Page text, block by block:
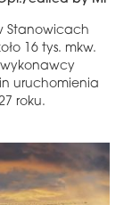
Stanowicach
16 tys. mkw.
uruchomienia
roku.